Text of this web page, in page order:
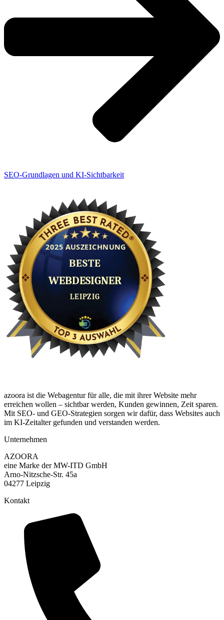
SEO-Grundlagen und KI-Sichtbarkeit
azoora ist die Webagentur für alle, die mit ihrer Website mehr
erreichen wollen – sichtbar werden, Kunden gewinnen, Zeit sparen.
Mit SEO- und GEO-Strategien sorgen wir dafür, dass Websites auch
im KI-Zeitalter gefunden und verstanden werden.
Unternehmen
AZOORA
eine Marke der MW-ITD GmbH
Arno-Nitzsche-Str. 45a
04277 Leipzig
Kontakt